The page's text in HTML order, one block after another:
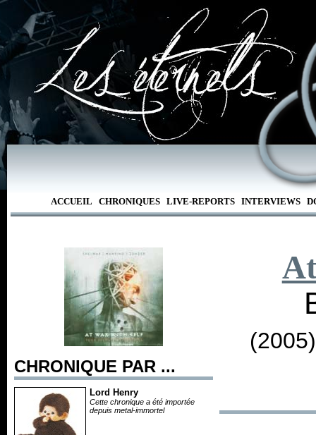
ACCUEIL CHRONIQUES LIVE-REPORTS INTERVIEWS
CHRONIQUE PAR ...
Lord Henry
Cette chronique a été importée
depuis metal-immortel